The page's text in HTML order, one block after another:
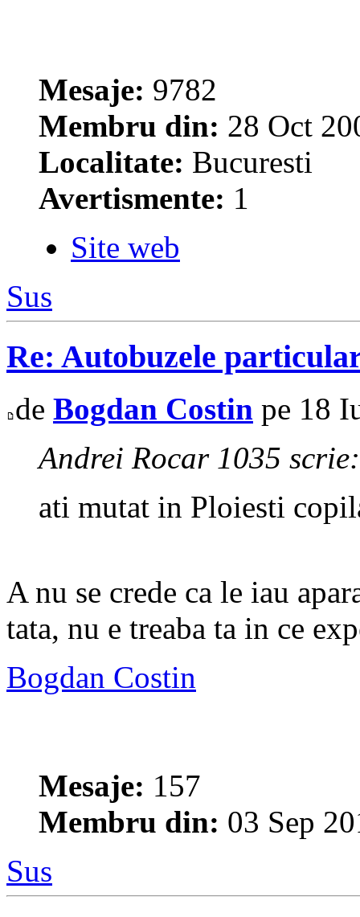
Mesaje: 9782
Membru din: 28 Oct
Localitate: Bucuresti
Avertismente: 1
Site web
Sus
Re: Autobuzele
de Bogdan Costin pe 18
Andrei Rocar 1035 scrie:
ati mutat in Ploiesti
A nu se crede ca le iau
tata, nu e treaba ta in ce
Bogdan Costin
Mesaje: 157
Membru din: 03 Sep
Sus